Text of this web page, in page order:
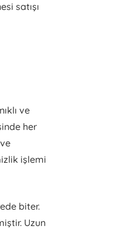
satışı
ve
her
işlemi
biter.
Uzun